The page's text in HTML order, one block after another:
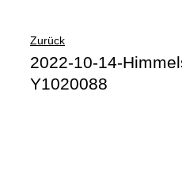
Zurück
2022-10-14-
Y1020088